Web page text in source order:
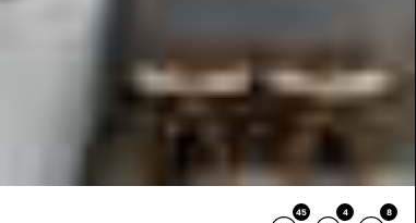
45 4 8